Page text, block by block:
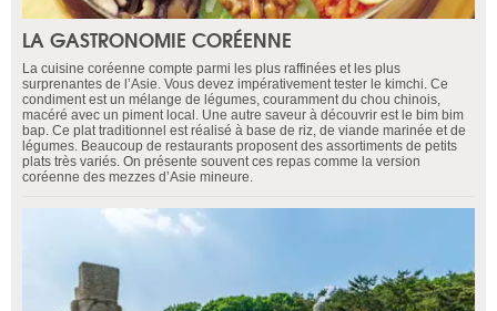
LA GASTRONOMIE CORÉENNE
La cuisine coréenne compte parmi les plus raffinées et les plus
surprenantes de l’Asie. Vous devez impérativement tester le kimchi. Ce
condiment est un mélange de légumes, couramment du chou chinois,
macéré avec un piment local. Une autre saveur à découvrir est le bim bim
bap. Ce plat traditionnel est réalisé à base de riz, de viande marinée et de
légumes. Beaucoup de restaurants proposent des assortiments de petits
plats très variés. On présente souvent ces repas comme la version
coréenne des mezzes d’Asie mineure.